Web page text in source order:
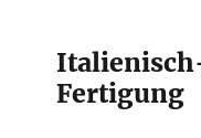
Fertigung